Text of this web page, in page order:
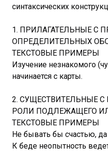
синтаксических
1. ПРИЛАГАТЕЛЬНЫЕ С
ОПРЕДЕЛИТЕЛЬНЫХ
ТЕКСТОВЫЕ ПРИМЕРЫ
Изучение незнакомого
начинается с карты.
2. СУЩЕСТВИТЕЛЬНЫЕ С
РОЛИ ПОДЛЕЖАЩЕГО
ТЕКСТОВЫЕ ПРИМЕРЫ
Не бывать бы счастью, да
К беде неопытность